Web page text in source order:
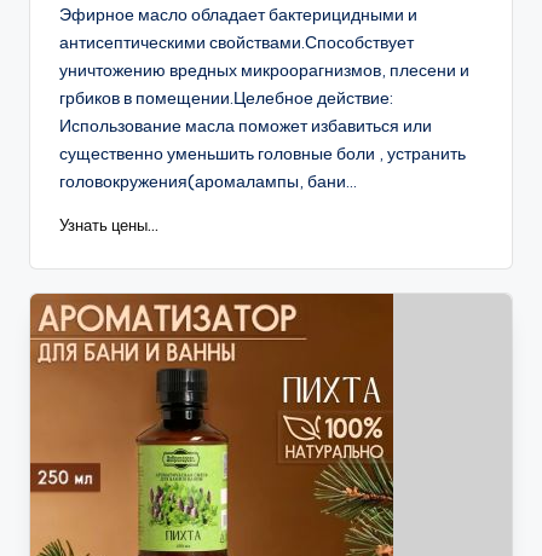
Эфирное масло обладает бактерицидными и
антисептическими свойствами.Способствует
уничтожению вредных микроорагнизмов, плесени и
грбиков в помещении.Целебное действие:
Использование масла поможет избавиться или
существенно уменьшить головные боли , устранить
головокружения(аромалампы, бани...
Узнать цены...